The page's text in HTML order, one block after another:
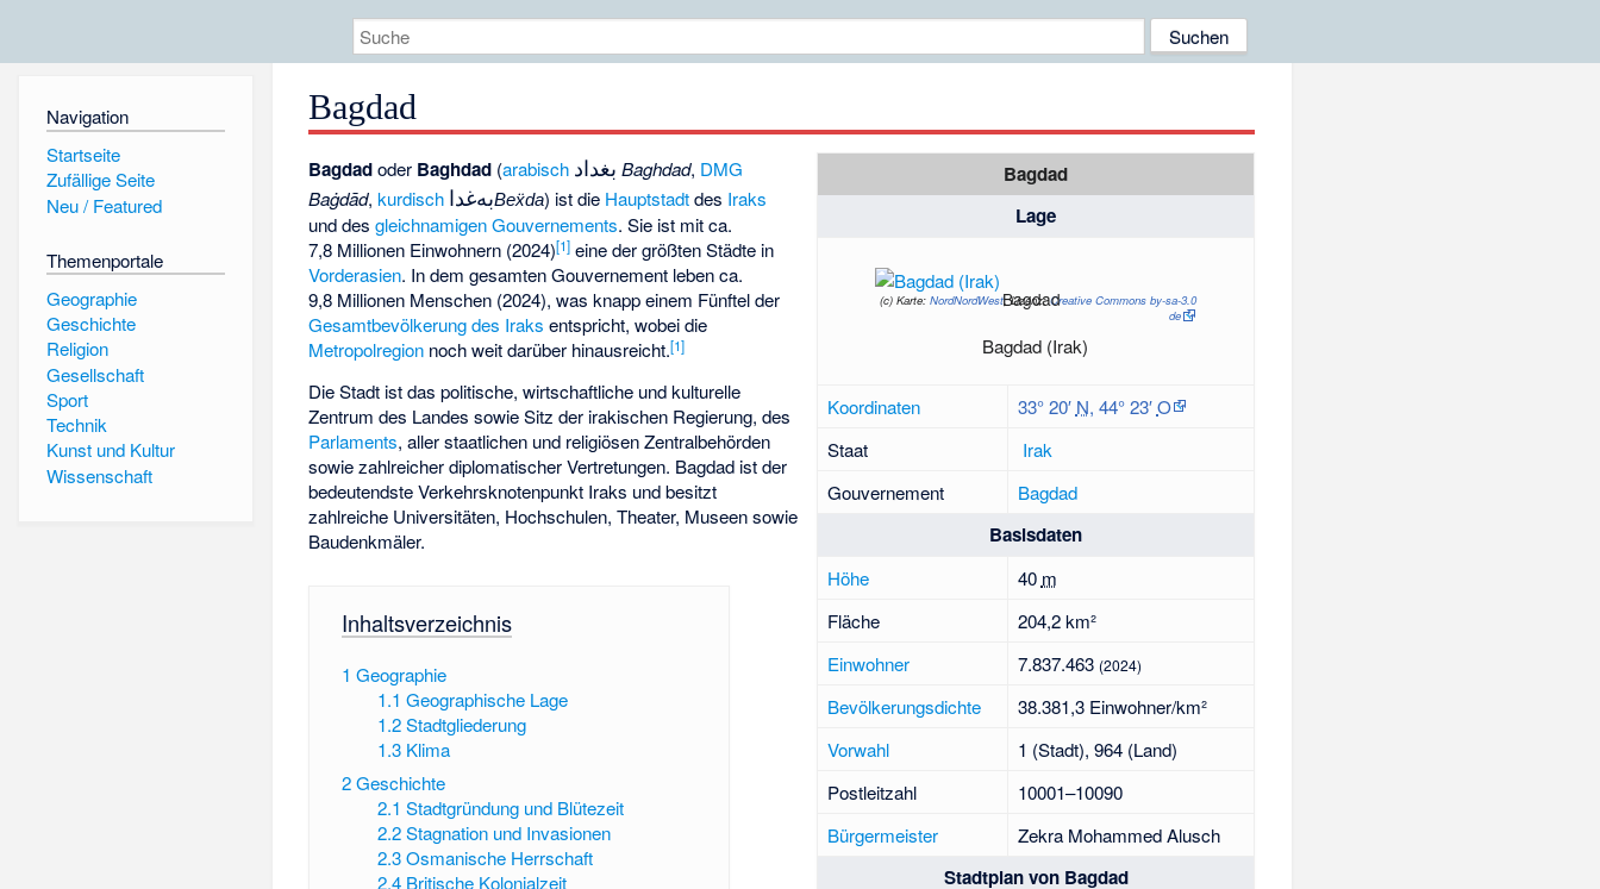
Navigation
Startseite
Zufällige Seite
Neu / Featured
Themenportale
Geographie
Geschichte
Religion
Gesellschaft
Sport
Technik
Kunst und Kultur
Wissenschaft
Bagdad
Bagdad
Lage
(c) Karte: NordNordWest, Lizenz:Creative Commons by-sa-3.0
de
Bagdad (Irak)
Bagdad
Koordinaten 33° 20′ N, 44° 23′O
Staat
Irak
Gouvernement
Bagdad
Basisdaten
Höhe 40 m
Fläche
204,2 km²
Einwohner
7.837.463 (2024)
Bevölkerungsdichte
38.381,3 Einwohner/km²
Vorwahl
1 (Stadt), 964 (Land)
Postleitzahl
10001–10090
Bürgermeister
Zekra Mohammed Alusch
Stadtplan von Bagdad
Bagdadoder Baghdad (arabisch بغداد Baghdad, DMG
Baġdād,kurdisch بەغداBeẍda) ist die Hauptstadtdes Iraks
und desgleichnamigen Gouvernements. Sie ist mit ca.
7,8 Millionen Einwohnern (2024)[1] eine der größten Städte in
Vorderasien. In dem gesamten Gouvernement leben ca.
9,8 Millionen Menschen (2024), was knapp einem Fünftel der
Gesamtbevölkerung des Iraks entspricht, wobei die
Metropolregion noch weit darüber hinausreicht.[1]
Die Stadt ist das politische, wirtschaftliche und kulturelle
Zentrum des Landes sowie Sitz der irakischen Regierung, des
Parlaments, aller staatlichen und religiösen Zentralbehörden
sowie zahlreicher diplomatischer Vertretungen. Bagdad ist der
bedeutendste Verkehrsknotenpunkt Iraks und besitzt
zahlreiche Universitäten, Hochschulen, Theater, Museen sowie
Baudenkmäler.
Inhaltsverzeichnis
1 Geographie
1.1 Geographische Lage
1.2 Stadtgliederung
1.3 Klima
2Geschichte
2.1 Stadtgründung und Blütezeit
2.2 Stagnation und Invasionen
2.3 Osmanische Herrschaft
2.4 Britische Kolonialzeit